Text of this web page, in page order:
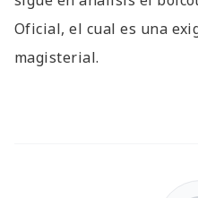
Oficial, el cual es una
magisterial.